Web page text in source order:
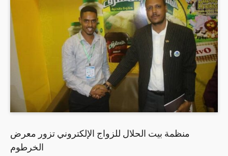
منظمة بيت الحلال للزواج الإلكتروني تزور معرض
الخرطوم